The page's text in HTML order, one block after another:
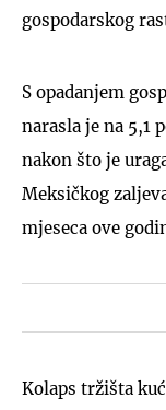
gospodarskog
S opadanjem
narasla je na 5,1
nakon što je
Meksičkog
mjeseca ove
Kolaps tržišta